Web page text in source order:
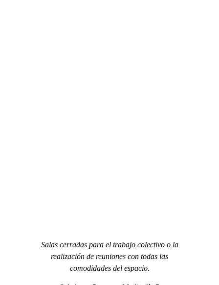
Salas cerradas para el trabajo colectivo o la
realización de reuniones con todas las
comodidades del espacio.